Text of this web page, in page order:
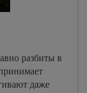
разбиты в
даже